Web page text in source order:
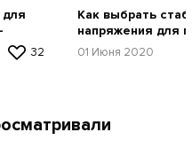
для
32
Как выбрать
напряжения для
советы и
01 Июня 2020